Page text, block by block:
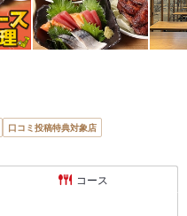
口コミ投稿特典対象店
コース